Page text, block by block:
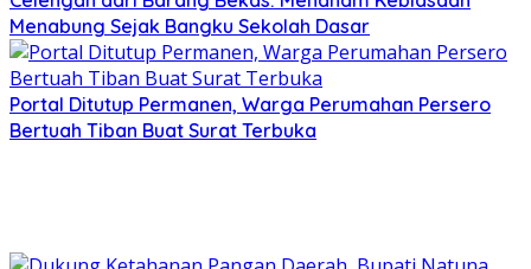
Menabung Sejak Bangku Sekolah Dasar
Portal Ditutup Permanen, Warga Perumahan Persero
Bertuah Tiban Buat Surat Terbuka